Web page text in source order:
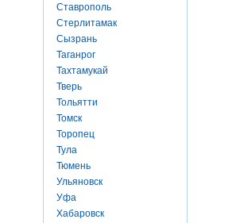
Ставрополь
Стерлитамак
Сызрань
Таганрог
Тахтамукай
Тверь
Тольятти
Томск
Торопец
Тула
Тюмень
Ульяновск
Уфа
Хабаровск